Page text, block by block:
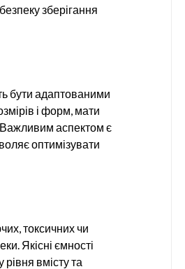
зберігання
бути адаптованими
і форм, мати
Важливим аспектом є
оптимізувати
токсичних чи
Якісні ємності
вмісту та